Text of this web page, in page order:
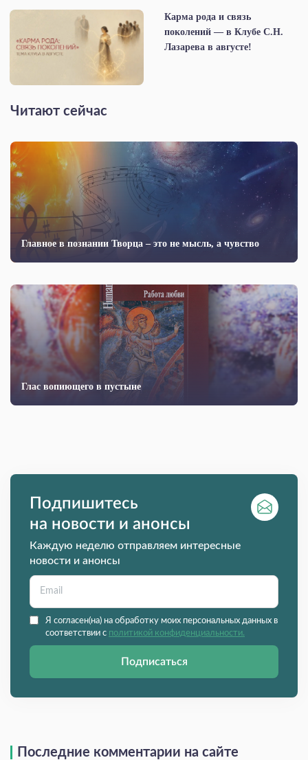
Карма рода и связь
поколений — в Клубе С.Н.
Лазарева в августе!
Читают сейчас
Главное в познании Творца – это не мысль, а чувство
Глас вопиющего в пустыне
Подпишитесь
на новости и анонсы
Каждую неделю отправляем интересные
новости и анонсы
Я согласен(на) на обработку моих персональных данных в
соответствии с политикой конфиденциальности.
Подписаться
Последние комментарии на сайте